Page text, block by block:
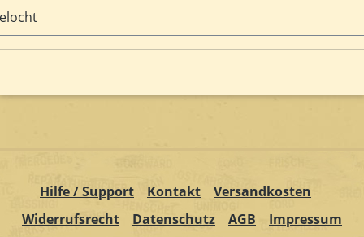
Hilfe / Support Kontakt
Versandkosten
Widerrufsrecht
Datenschutz AGB Impressum